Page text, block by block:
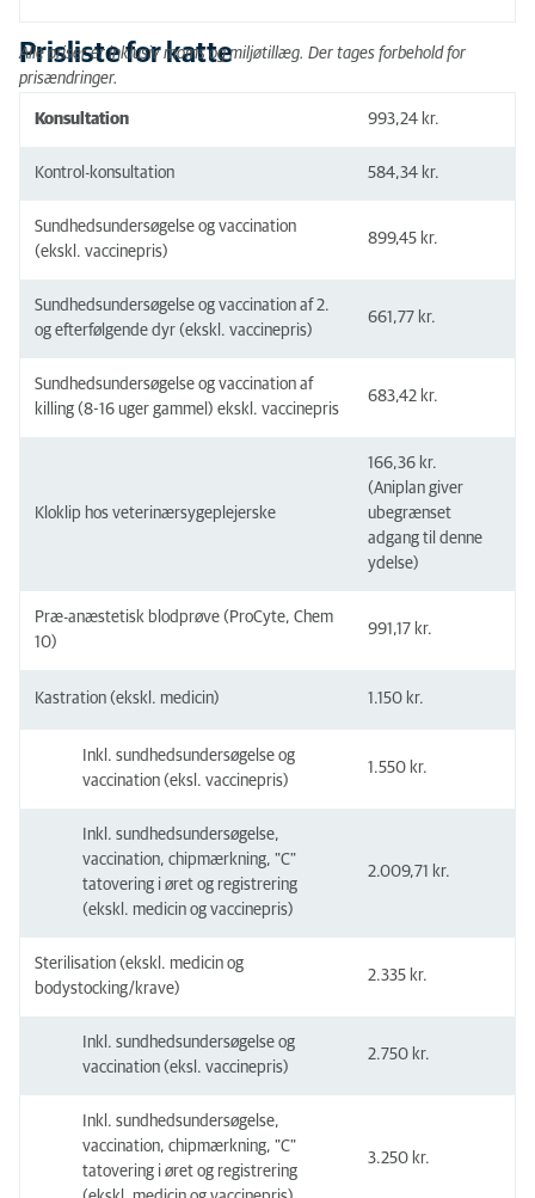
Prisliste for katte
Alle priser er inklusiv moms og miljøtillæg. Der tages forbehold for
prisændringer.
Konsultation 993,24 kr.
Kontrol-konsultation 584,34 kr.
Sundhedsundersøgelse og vaccination
(ekskl. vaccinepris)
899,45 kr.
Sundhedsundersøgelse og vaccination af 2.
og efterfølgende dyr (ekskl. vaccinepris)
661,77 kr.
Sundhedsundersøgelse og vaccination af
killing (8-16 uger gammel) ekskl. vaccinepris
683,42 kr.
Kloklip hos veterinærsygeplejerske
166,36 kr.
(Aniplan giver
ubegrænset
adgang til denne
ydelse)
Præ-anæstetisk blodprøve (ProCyte, Chem
10)
991,17 kr.
Kastration (ekskl. medicin) 1.150 kr.
Inkl. sundhedsundersøgelse og
vaccination (eksl. vaccinepris)
1.550 kr.
Inkl. sundhedsundersøgelse,
vaccination, chipmærkning, "C"
tatovering i øret og registrering
(ekskl. medicin og vaccinepris)
2.009,71 kr.
Sterilisation (ekskl. medicin og
bodystocking/krave)
2.335 kr.
Inkl. sundhedsundersøgelse og
vaccination (eksl. vaccinepris)
2.750 kr.
Inkl. sundhedsundersøgelse,
vaccination, chipmærkning, "C"
tatovering i øret og registrering
3.250 kr.